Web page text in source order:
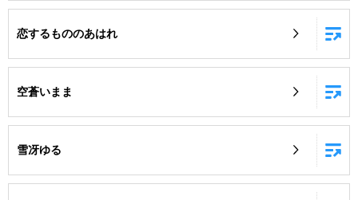
恋するもののあはれ
空蒼いまま
雪冴ゆる